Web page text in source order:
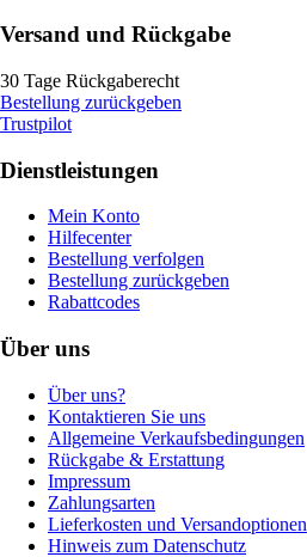
Versand und Rückgabe
30 Tage Rückgaberecht
Bestellung zurückgeben
Trustpilot
Dienstleistungen
Mein Konto
Hilfecenter
Bestellung verfolgen
Bestellung zurückgeben
Rabattcodes
Über uns
Über uns?
Kontaktieren Sie uns
Allgemeine Verkaufsbedingungen
Rückgabe & Erstattung
Impressum
Zahlungsarten
Lieferkosten und Versandoptionen
Hinweis zum Datenschutz